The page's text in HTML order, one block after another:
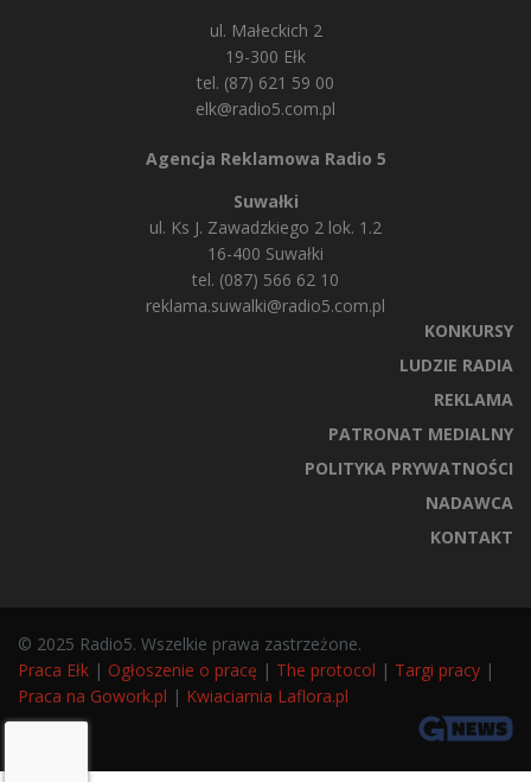
ul. Małeckich 2
19-300 Ełk
tel. (87) 621 59 00
elk@radio5.com.pl
Agencja Reklamowa Radio 5
Suwałki
ul. Ks J. Zawadzkiego 2 lok. 1.2
16-400 Suwałki
tel. (087) 566 62 10
reklama.suwalki@radio5.com.pl
KONKURSY
LUDZIE RADIA
REKLAMA
PATRONAT MEDIALNY
POLITYKA PRYWATNOŚCI
NADAWCA
KONTAKT
© 2025 Radio5. Wszelkie prawa zastrzeżone.
Praca Ełk | Ogłoszenie o pracę | The protocol | Targi pracy |
Praca na Gowork.pl | Kwiaciarnia Laflora.pl